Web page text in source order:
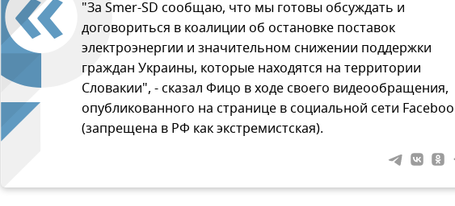
"За Smer-SD сообщаю, что мы готовы обсуждать и
договориться в коалиции об остановке поставок
электроэнергии и значительном снижении поддержки
граждан Украины, которые находятся на территории
Словакии", - сказал Фицо в ходе своего видеообращения,
опубликованного на странице в социальной сети
(запрещена в РФ как экстремистская).